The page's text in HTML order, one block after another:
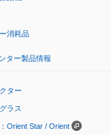
消耗品
ター製品情報
ター
ラス
Orient Star / Orient